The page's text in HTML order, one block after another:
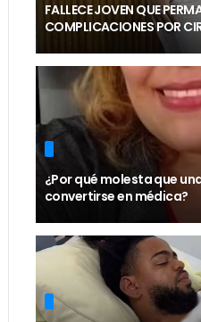
FALLECE JOVEN QUE
COMPLICACIONES POR
¿Por qué molesta que
convertirse en médica?